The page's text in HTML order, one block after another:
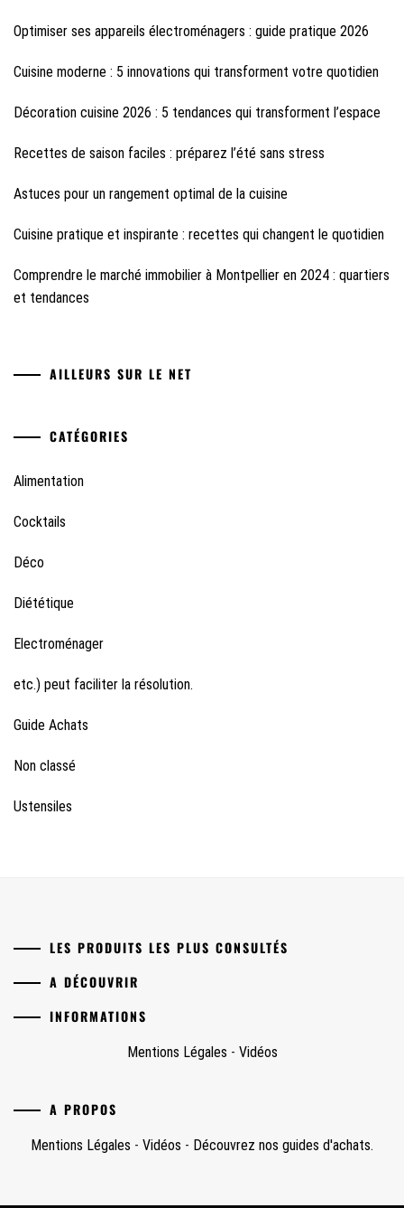
Optimiser ses appareils électroménagers : guide pratique 2026
Cuisine moderne : 5 innovations qui transforment votre quotidien
Décoration cuisine 2026 : 5 tendances qui transforment l’espace
Recettes de saison faciles : préparez l’été sans stress
Astuces pour un rangement optimal de la cuisine
Cuisine pratique et inspirante : recettes qui changent le quotidien
Comprendre le marché immobilier à Montpellier en 2024 : quartiers
et tendances
AILLEURS SUR LE NET
CATÉGORIES
Alimentation
Cocktails
Déco
Diététique
Electroménager
etc.) peut faciliter la résolution.
Guide Achats
Non classé
Ustensiles
LES PRODUITS LES PLUS CONSULTÉS
A DÉCOUVRIR
INFORMATIONS
Mentions Légales - Vidéos
A PROPOS
Mentions Légales - Vidéos - Découvrez nos guides d'achats.